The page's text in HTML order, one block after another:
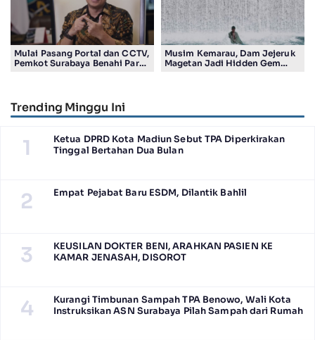
Mulai Pasang Portal dan CCTV,
Pemkot Surabaya Benahi Parkir
Musim Kemarau, Dam Jejeruk
Magetan Jadi Hidden Gem
Trending Minggu Ini
1
Ketua DPRD Kota Madiun Sebut TPA Diperkirakan
Tinggal Bertahan Dua Bulan
2 Empat Pejabat Baru ESDM, Dilantik Bahlil
3
KEUSILAN DOKTER BENI, ARAHKAN PASIEN KE
KAMAR JENASAH, DISOROT
4
Kurangi Timbunan Sampah TPA Benowo, Wali Kota
Instruksikan ASN Surabaya Pilah Sampah dari Rumah